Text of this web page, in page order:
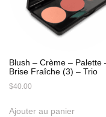
Blush – Crème – Palette
Brise Fraîche (3) – Trio
$40.00
Ajouter au panier